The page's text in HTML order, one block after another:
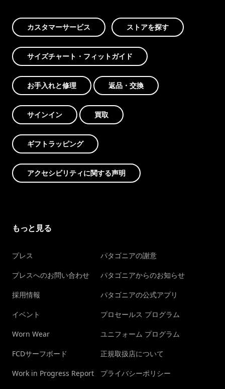
カスタマーサービス ストアを探す
サイズチャート・フィットガイド
お手入れと修理 返品・交換
サインイン 買取
ギフトラッピング
アクセシビリティに関する声明
もっと見る
プレス
プレスへのお問い合わせ
採用情報
イベント
Worn Wear
FCDサーフボード
Work in Progress Report
パタゴニアの謝意
パタゴニアからのお知らせ
パタゴニアの公式アプリ
プロセールス プログラム
ユニフォーム プログラム
正規取扱店について
プライバシーポリシー